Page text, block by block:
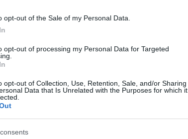
opt-out of the Sale of my Personal Data.
opt-out of processing my Personal Data for Targeted
opt-out of Collection, Use, Retention, Sale, and/or Sharing
Data that Is Unrelated with the Purposes for which it
t csinál az androidos mobilokból
még a PictoChatet is visszahozná valamilyen formában.
gyerek játékfüggő? Ne dőlj be az
a legújabb kutatási eredmények